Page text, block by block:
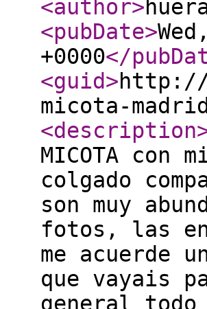
<author>
<pubDate>
+0000</
<guid>http://
micota-
<description
MICOTA con
colgado
son muy
fotos, las
me acuerde
que vayais
general